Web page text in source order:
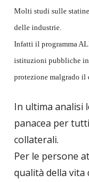
Molti studi sulle
delle industrie.
Infatti il programma
istituzioni pubbliche
protezione malgrado il
In ultima analisi
panacea per
collaterali.
Per le persone
qualità della vita